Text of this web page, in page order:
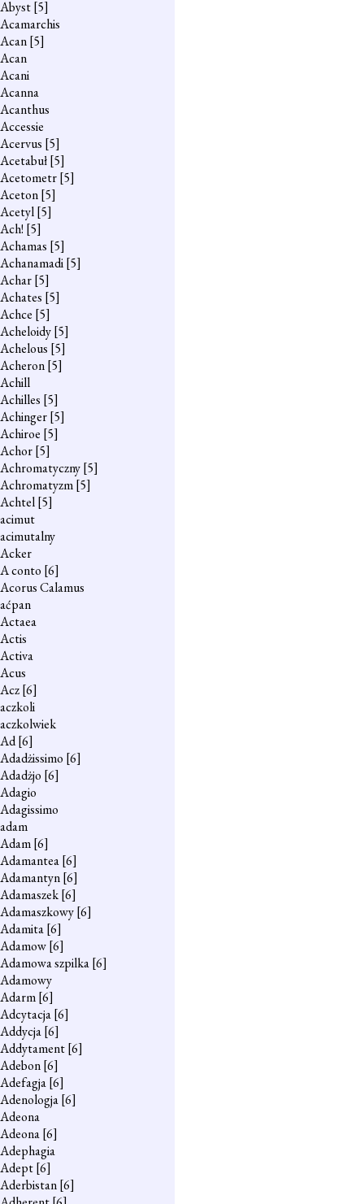
Abyst[5]
Acamarchis
Acan[5]
Acan
Acani
Acanna
Acanthus
Accessie
Acervus [5]
Acetabuł[5]
Acetometr[5]
Aceton[5]
Acetyl[5]
Ach! [5]
Achamas [5]
Achanamadi[5]
Achar[5]
Achates [5]
Achce [5]
Acheloidy[5]
Achelous [5]
Acheron[5]
Achill
Achilles [5]
Achinger[5]
Achiroe [5]
Achor[5]
Achromatyczny[5]
Achromatyzm[5]
Achtel[5]
acimut
acimutalny
Acker
A conto [6]
Acorus Calamus
aćpan
Actaea
Actis
Activa
Acus
Acz[6]
aczkoli
aczkolwiek
Ad[6]
Adadżissimo [6]
Adadżjo [6]
Adagio
Adagissimo
adam
Adam[6]
Adamantea[6]
Adamantyn[6]
Adamaszek[6]
Adamaszkowy[6]
Adamita[6]
Adamow[6]
Adamowa szpilka[6]
Adamowy
Adarm[6]
Adcytacja[6]
Addycja[6]
Addytament[6]
Adebon[6]
Adefagja[6]
Adenologja[6]
Adeona
Adeona[6]
Adephagia
Adept[6]
Aderbistan[6]